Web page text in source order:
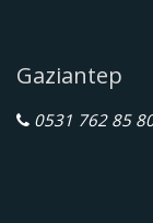
Gaziantep
0531 762 85